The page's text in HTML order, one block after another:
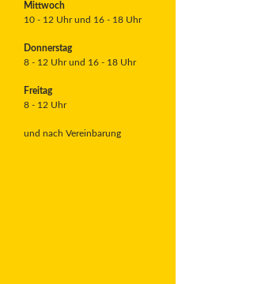
Mittwoch
10 - 12 Uhr und 16 - 18 Uhr
Donnerstag
8 - 12 Uhr und 16 - 18 Uhr
Freitag
8 - 12 Uhr
und nach Vereinbarung